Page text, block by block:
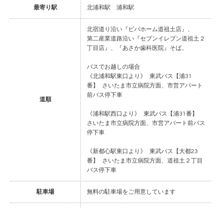
最寄り駅 北浦和駅 浦和駅
道順
北宿道り沿い『ビバホーム道祖土店』、
第二産業道路沿い『セブンイレブン道祖土２
丁目店』、『あさか歯科医院』そば。
バスでお越しの場合
《北浦和駅東口より》 東武バス【浦31
番】 さいたま市立病院方面、市営アパート
前バス停下車
《浦和駅西口より》 東武バス【浦31番】
さいたま市立病院方面、市営アパート前バス
停下車
《新都心駅東口より》 東武バス【大都23
番】 さいたま市立病院方面、道祖土２丁目
バス停下車
駐車場 無料の駐車場をご用意しています